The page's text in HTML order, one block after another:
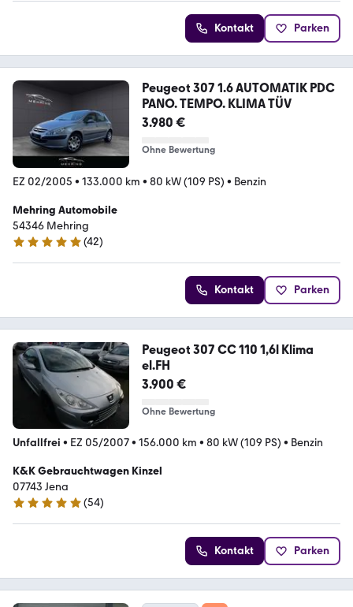
Kontakt Parken
Peugeot 307 1.6 AUTOMATIK PDC
PANO. TEMPO. KLIMA TÜV
3.980 €
Ohne Bewertung
EZ 02/2005 • 133.000 km • 80 kW (109 PS) • Benzin
Mehring Automobile
54346 Mehring
4.9 Sterne
(42)
Kontakt Parken
Peugeot 307 CC 110 1,6l Klima
el.FH
3.900 €
Ohne Bewertung
Unfallfrei • EZ 05/2007• 156.000 km • 80 kW (109 PS) • Benzin
K&K Gebrauchtwagen Kinzel
07743 Jena
5 Sterne
(54)
Kontakt Parken